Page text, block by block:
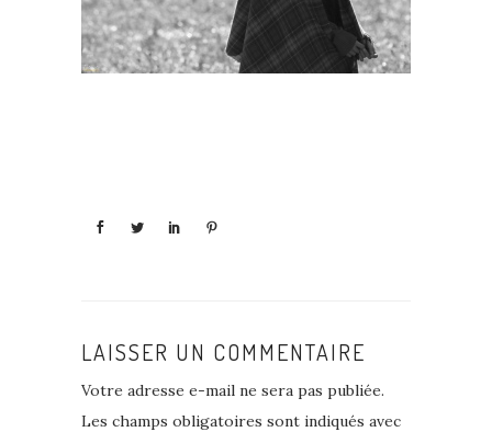
LAISSER UN COMMENTAIRE
Votre adresse e-mail ne sera pas publiée.
Les champs obligatoires sont indiqués avec